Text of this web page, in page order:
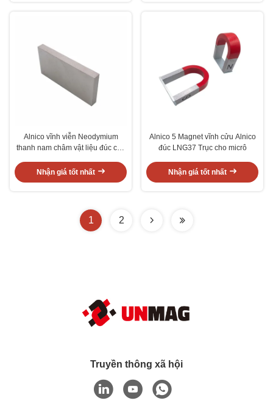
Alnico vĩnh viễn Neodymium
thanh nam châm vật liệu đúc cho
Nhận giá tốt nhất
Alnico 5 Magnet vĩnh cửu Alnico
đúc LNG37 Trục cho micrô
Nhận giá tốt nhất
1 2
Truyền thông xã hội